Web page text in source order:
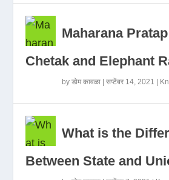
Maharana
Chetak and Elephant
byडोम कावळा |सप्टेंबर 14, 2021
What is the
Between State and